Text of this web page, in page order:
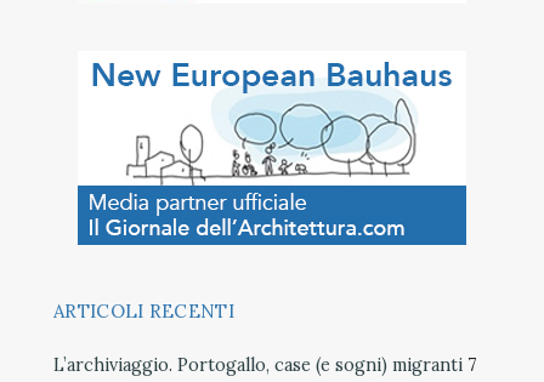
ARTICOLI RECENTI
L’archiviaggio. Portogallo, case (e sogni) migranti 7